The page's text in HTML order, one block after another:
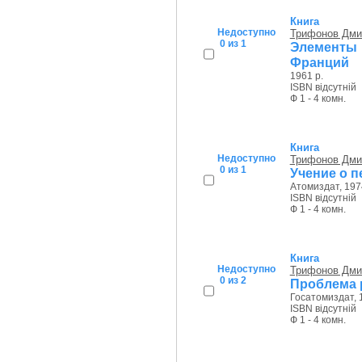
Недоступно
0 из 1
Книга
Трифонов
Элементы
Франций
1961 р.
ISBN відсутній
Ф 1 - 4 комн.
Недоступно
0 из 1
Книга
Трифонов
Учение о
Атомиздат,
ISBN відсутній
Ф 1 - 4 комн.
Недоступно
0 из 2
Книга
Трифонов
Проблема
Госатомиздат,
ISBN відсутній
Ф 1 - 4 комн.